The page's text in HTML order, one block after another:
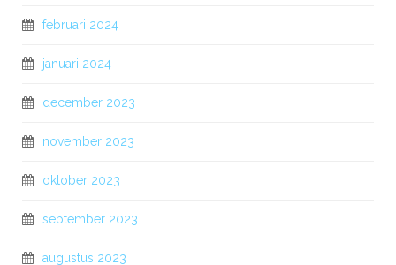
februari 2024
januari 2024
december 2023
november 2023
oktober 2023
september 2023
augustus 2023